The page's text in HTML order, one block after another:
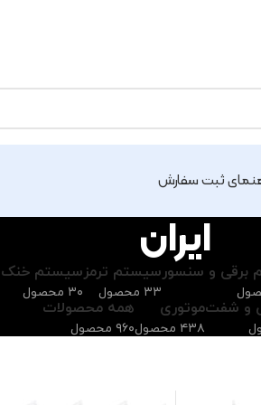
ثبت سفارش
ایران
برقی و سنسورسیستم ترمز
۳۳ محصول
سیستم خنک
۳۰ محصول
و شفتموتوری
۴۳۸ محصول
همه محصولات
۹۶۰ محصول